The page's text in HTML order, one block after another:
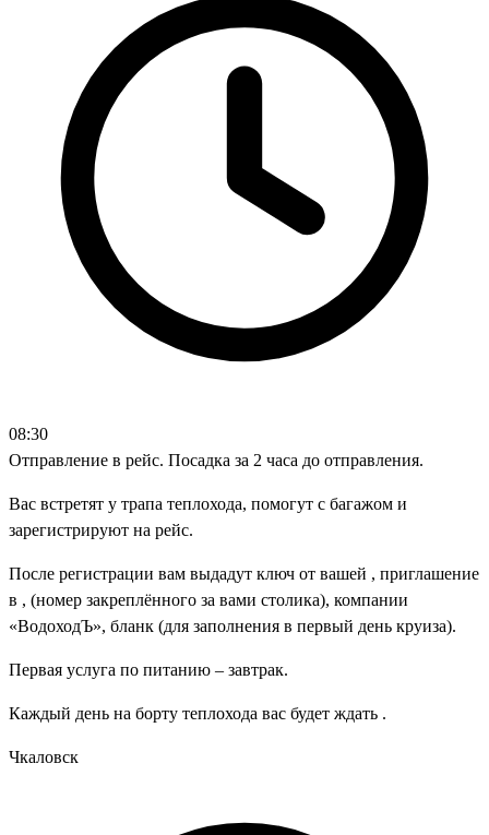
08:30
Отправление в рейс. Посадка за 2 часа до отправления.
Вас встретят у трапа теплохода, помогут с багажом и
зарегистрируют на рейс.
После регистрации вам выдадут ключ от вашей , приглашение
в , (номер закреплённого за вами столика), компании
«ВодоходЪ», бланк (для заполнения в первый день круиза).
Первая услуга по питанию – завтрак.
Каждый день на борту теплохода вас будет ждать .
Чкаловск